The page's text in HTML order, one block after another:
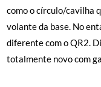
como o círculo/cavilha
volante da base. No
diferente com o QR2.
totalmente novo com